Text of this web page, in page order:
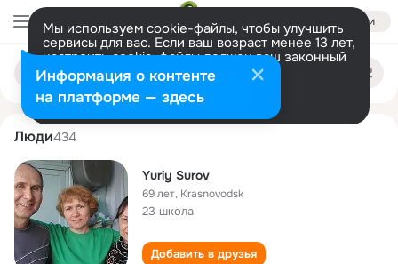
Войти
Мы используем cookie-файлы, чтобы улучшить
сервисы для вас. Если ваш возраст менее 13 лет,
настроить cookie-файлы должен ваш законный
представитель. Больше информации
Разрешить все Настроить
Поиск
людям
yuriy surov
Люди434
Yuriy Surov
69 лет, Krasnovodsk
23 школа
Добавить в друзья
Информация о контенте
на платформе — здесь